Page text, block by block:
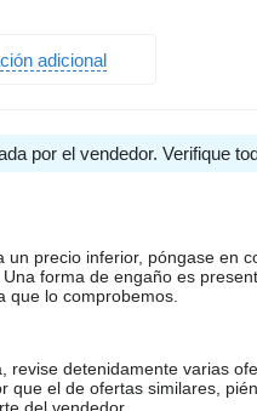
adicional
por el vendedor. Verifique
un precio inferior, póngase en
forma de engaño es
que lo comprobemos.
revise detenidamente varias
que el de ofertas similares,